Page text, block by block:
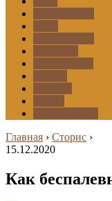
Главная › Сторис ›
15.12.2020
Как